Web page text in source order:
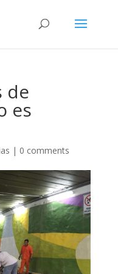
de
es
| 0 comments